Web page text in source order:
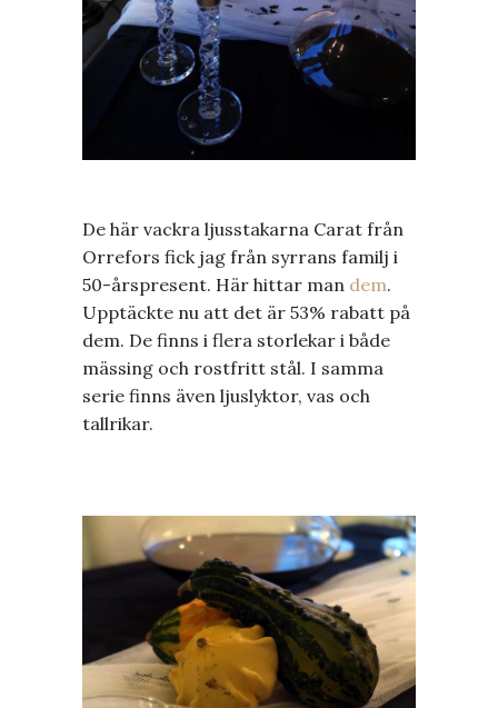
De här vackra ljusstakarna Carat från
Orrefors fick jag från syrrans familj i
50-årspresent. Här hittar man dem.
Upptäckte nu att det är 53% rabatt på
dem. De finns i flera storlekar i både
mässing och rostfritt stål. I samma
serie finns även ljuslyktor, vas och
tallrikar.